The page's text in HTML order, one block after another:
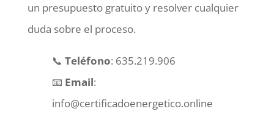
un presupuesto gratuito y resolver cualquier
duda sobre el proceso.
📞 Teléfono: 635.219.906
📧 Email:
info@certificadoenergetico.online